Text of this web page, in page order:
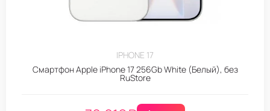
IPHONE 17
Смартфон Apple iPhone 17 256Gb White (Белый), без
RuStore